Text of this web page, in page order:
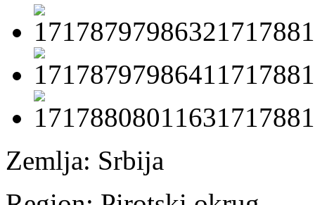
Zemlja: Srbija